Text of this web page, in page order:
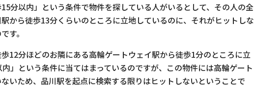
分以内」という条件で物件を探している人がいるとして、その人の全
から徒歩13分くらいのところに立地しているのに、それがヒットしな
す。
12分ほどのお隣にある高輪ゲートウェイ駅から徒歩1分のところに立
」という条件に当てはまっているのですが、この物件には高輪ゲート
いため、品川駅を起点に検索する限りはヒットしないということで